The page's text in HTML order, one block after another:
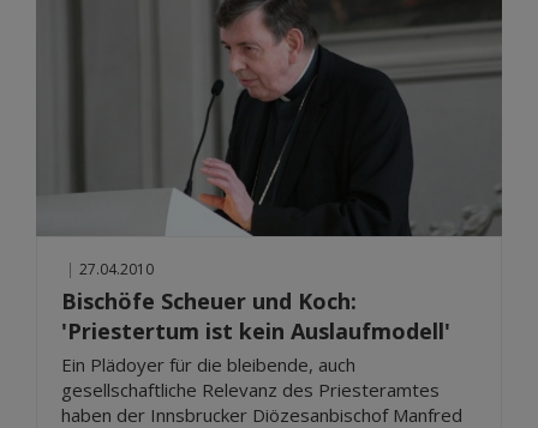
| 27.04.2010
Bischöfe Scheuer und Koch:
'Priestertum ist kein Auslaufmodell'
Ein Plädoyer für die bleibende, auch
gesellschaftliche Relevanz des Priesteramtes
haben der Innsbrucker Diözesanbischof Manfred